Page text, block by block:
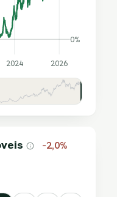
0%
2024 2026
-2,0%